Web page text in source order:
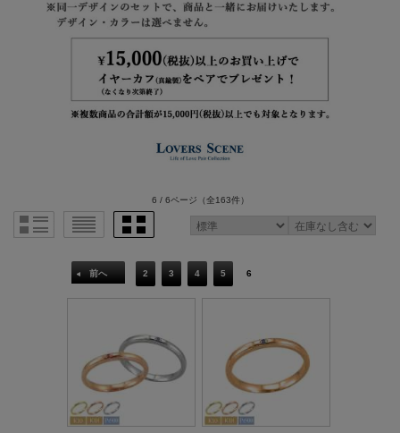
6 / 6ページ （全163件）
前へ 2 3 4 5 6